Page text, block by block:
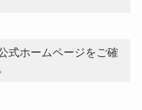
式ホームページをご確